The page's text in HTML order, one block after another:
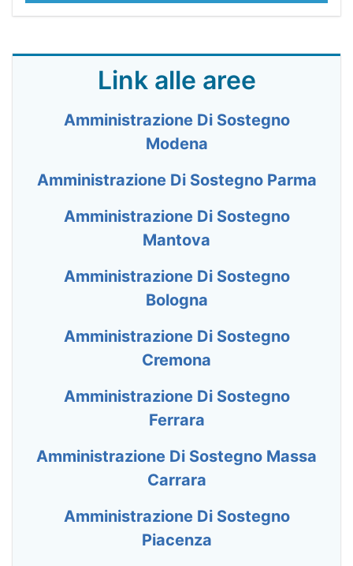
Link alle aree
Amministrazione Di Sostegno
Modena
Amministrazione Di Sostegno Parma
Amministrazione Di Sostegno
Mantova
Amministrazione Di Sostegno
Bologna
Amministrazione Di Sostegno
Cremona
Amministrazione Di Sostegno
Ferrara
Amministrazione Di Sostegno Massa
Carrara
Amministrazione Di Sostegno
Piacenza